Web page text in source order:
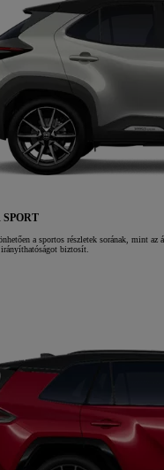
SPORT
a sportos részletek sorának, mint az
biztosít.